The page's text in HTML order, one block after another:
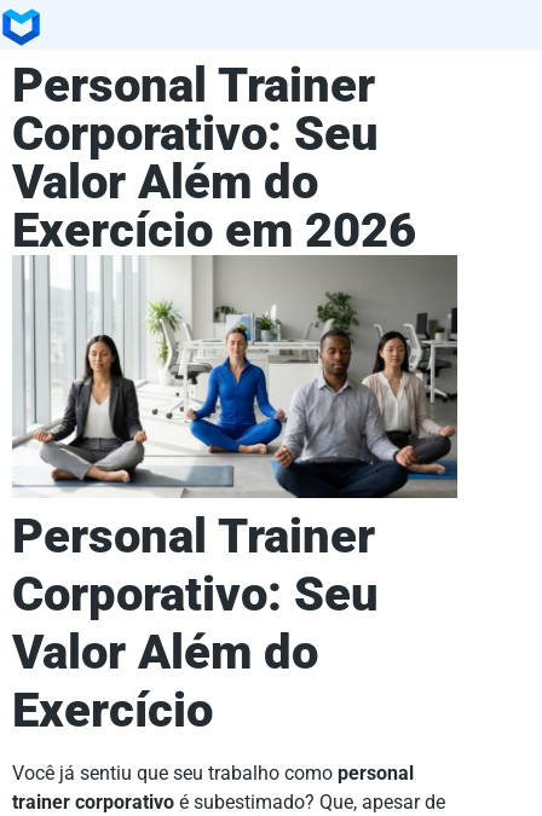
Personal Trainer
Corporativo: Seu
Valor Além do
Exercício em 2026
Personal Trainer
Corporativo: Seu
Valor Além do
Exercício
Você já sentiu que seu trabalho como personal
trainer corporativo é subestimado? Que, apesar de